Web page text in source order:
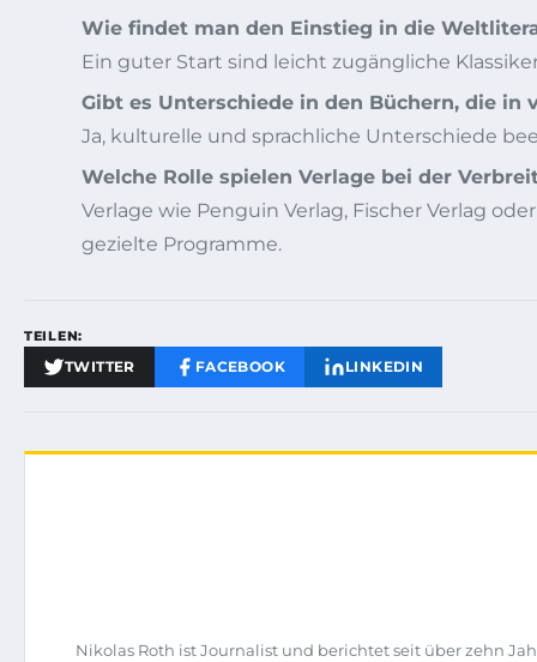
Wie findet man den Einstieg in die
Ein guter Start sind leicht zugängliche
Gibt es Unterschiede in den Büchern, die
Ja, kulturelle und sprachliche Unterschiede
Welche Rolle spielen Verlage bei der
Verlage wie Penguin Verlag, Fischer Verlag
gezielte Programme.
TEILEN:
TWITTER FACEBOOK LINKEDIN
Nikolas Roth ist Journalist und berichtet seit über zehn